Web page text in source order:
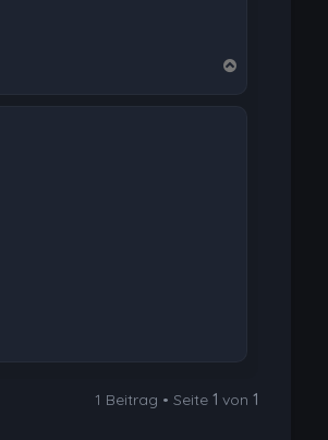
1 Beitrag • Seite1 von1